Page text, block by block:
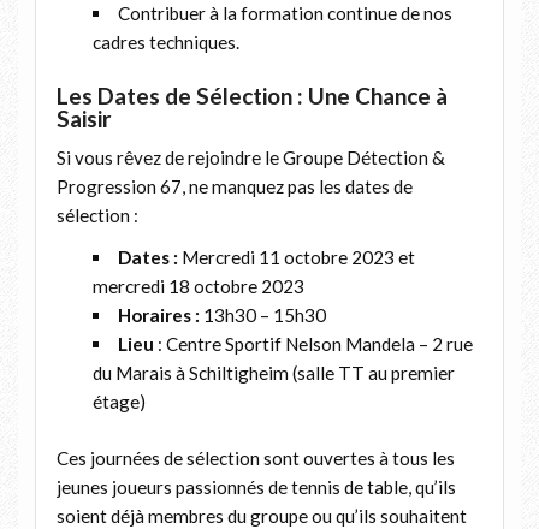
Contribuer à la formation continue de nos
cadres techniques.
Les Dates de Sélection : Une Chance à
Saisir
Si vous rêvez de rejoindre le Groupe Détection &
Progression 67, ne manquez pas les dates de
sélection :
Dates : Mercredi 11 octobre 2023 et
mercredi 18 octobre 2023
Horaires : 13h30 – 15h30
Lieu : Centre Sportif Nelson Mandela – 2 rue
du Marais à Schiltigheim (salle TT au premier
étage)
Ces journées de sélection sont ouvertes à tous les
jeunes joueurs passionnés de tennis de table, qu’ils
soient déjà membres du groupe ou qu’ils souhaitent